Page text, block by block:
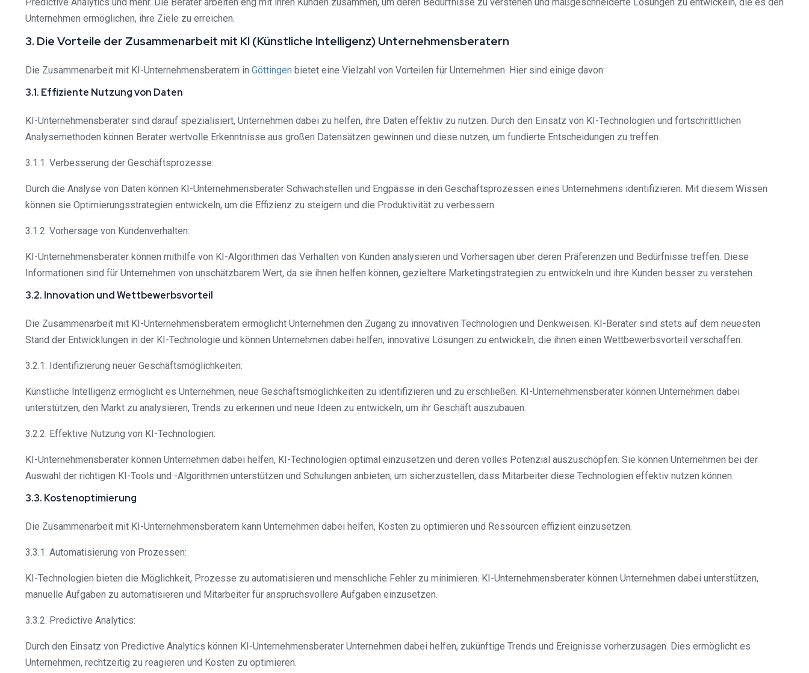
Unternehmen ermöglichen, ihre Ziele zu erreichen.
3. Die Vorteile der Zusammenarbeit mit KI (Künstliche Intelligenz) Unternehmensberatern
Die Zusammenarbeit mit KI-Unternehmensberatern in Göttingen bietet eine Vielzahl von Vorteilen für Unternehmen. Hier sind einige davon:
3.1. Effiziente Nutzung von Daten
KI-Unternehmensberater sind darauf spezialisiert, Unternehmen dabei zu helfen, ihre Daten effektiv zu nutzen. Durch den Einsatz von KI-Technologien und fortschrittlichen
Analysemethoden können Berater wertvolle Erkenntnisse aus großen Datensätzen gewinnen und diese nutzen, um fundierte Entscheidungen zu treffen.
3.1.1. Verbesserung der Geschäftsprozesse:
Durch die Analyse von Daten können KI-Unternehmensberater Schwachstellen und Engpässe in den Geschäftsprozessen eines Unternehmens identifizieren. Mit diesem Wissen
können sie Optimierungsstrategien entwickeln, um die Effizienz zu steigern und die Produktivität zu verbessern.
3.1.2. Vorhersage von Kundenverhalten:
KI-Unternehmensberater können mithilfe von KI-Algorithmen das Verhalten von Kunden analysieren und Vorhersagen über deren Präferenzen und Bedürfnisse treffen. Diese
Informationen sind für Unternehmen von unschätzbarem Wert, da sie ihnen helfen können, gezieltere Marketingstrategien zu entwickeln und ihre Kunden besser zu verstehen.
3.2. Innovation und Wettbewerbsvorteil
Die Zusammenarbeit mit KI-Unternehmensberatern ermöglicht Unternehmen den Zugang zu innovativen Technologien und Denkweisen. KI-Berater sind stets auf dem neuesten
Stand der Entwicklungen in der KI-Technologie und können Unternehmen dabei helfen, innovative Lösungen zu entwickeln, die ihnen einen Wettbewerbsvorteil verschaffen.
3.2.1. Identifizierung neuer Geschäftsmöglichkeiten:
Künstliche Intelligenz ermöglicht es Unternehmen, neue Geschäftsmöglichkeiten zu identifizieren und zu erschließen. KI-Unternehmensberater können Unternehmen dabei
unterstützen, den Markt zu analysieren, Trends zu erkennen und neue Ideen zu entwickeln, um ihr Geschäft auszubauen.
3.2.2. Effektive Nutzung von KI-Technologien:
KI-Unternehmensberater können Unternehmen dabei helfen, KI-Technologien optimal einzusetzen und deren volles Potenzial auszuschöpfen. Sie können Unternehmen bei der
Auswahl der richtigen KI-Tools und -Algorithmen unterstützen und Schulungen anbieten, um sicherzustellen, dass Mitarbeiter diese Technologien effektiv nutzen können.
3.3. Kostenoptimierung
Die Zusammenarbeit mit KI-Unternehmensberatern kann Unternehmen dabei helfen, Kosten zu optimieren und Ressourcen effizient einzusetzen.
3.3.1. Automatisierung von Prozessen:
KI-Technologien bieten die Möglichkeit, Prozesse zu automatisieren und menschliche Fehler zu minimieren. KI-Unternehmensberater können Unternehmen dabei unterstützen,
manuelle Aufgaben zu automatisieren und Mitarbeiter für anspruchsvollere Aufgaben einzusetzen.
3.3.2. Predictive Analytics:
Durch den Einsatz von Predictive Analytics können KI-Unternehmensberater Unternehmen dabei helfen, zukünftige Trends und Ereignisse vorherzusagen. Dies ermöglicht es
Unternehmen, rechtzeitig zu reagieren und Kosten zu optimieren.